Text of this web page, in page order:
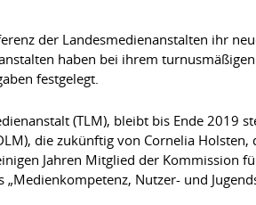
der Landesmedienanstalten ihr
haben bei ihrem
festgelegt.
(TLM), bleibt bis Ende 2019
die zukünftig von Cornelia
Jahren Mitglied der Kommission
Nutzer- und